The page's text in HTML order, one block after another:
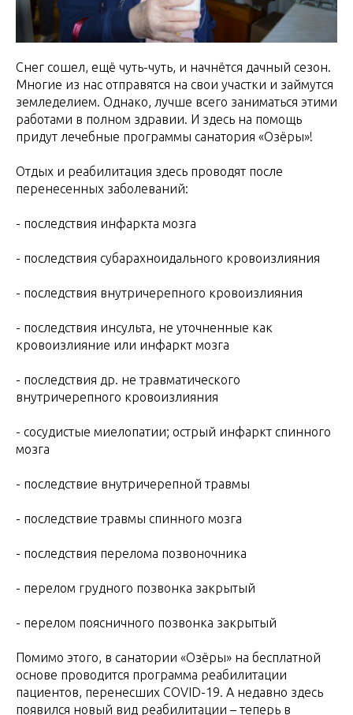
Снег сошел, ещё чуть-чуть, и начнётся дачный сезон.
Многие из нас отправятся на свои участки и займутся
земледелием. Однако, лучше всего заниматься этими
работами в полном здравии. И здесь на помощь
придут лечебные программы санатория «Озёры»!
Отдых и реабилитация здесь проводят после
перенесенных заболеваний:
- последствия инфаркта мозга
- последствия субарахноидального кровоизлияния
- последствия внутричерепного кровоизлияния
- последствия инсульта, не уточненные как
кровоизлияние или инфаркт мозга
- последствия др. не травматического
внутричерепного кровоизлияния
- сосудистые миелопатии; острый инфаркт спинного
мозга
- последствие внутричерепной травмы
- последствие травмы спинного мозга
- последствия перелома позвоночника
- перелом грудного позвонка закрытый
- перелом поясничного позвонка закрытый
Помимо этого, в санатории «Озёры» на бесплатной
основе проводится программа реабилитации
пациентов, перенесших COVID-19. А недавно здесь
появился новый вид реабилитации – теперь в